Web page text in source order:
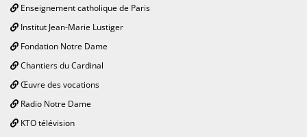
Enseignement catholique de Paris
Institut Jean-Marie Lustiger
Fondation Notre Dame
Chantiers du Cardinal
Œuvre des vocations
Radio Notre Dame
KTO télévision